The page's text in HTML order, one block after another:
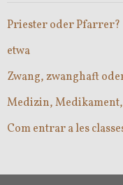
Priester oder Pfarrer?
etwa
Zwang, zwanghaft
Medizin,
Com entrar a les